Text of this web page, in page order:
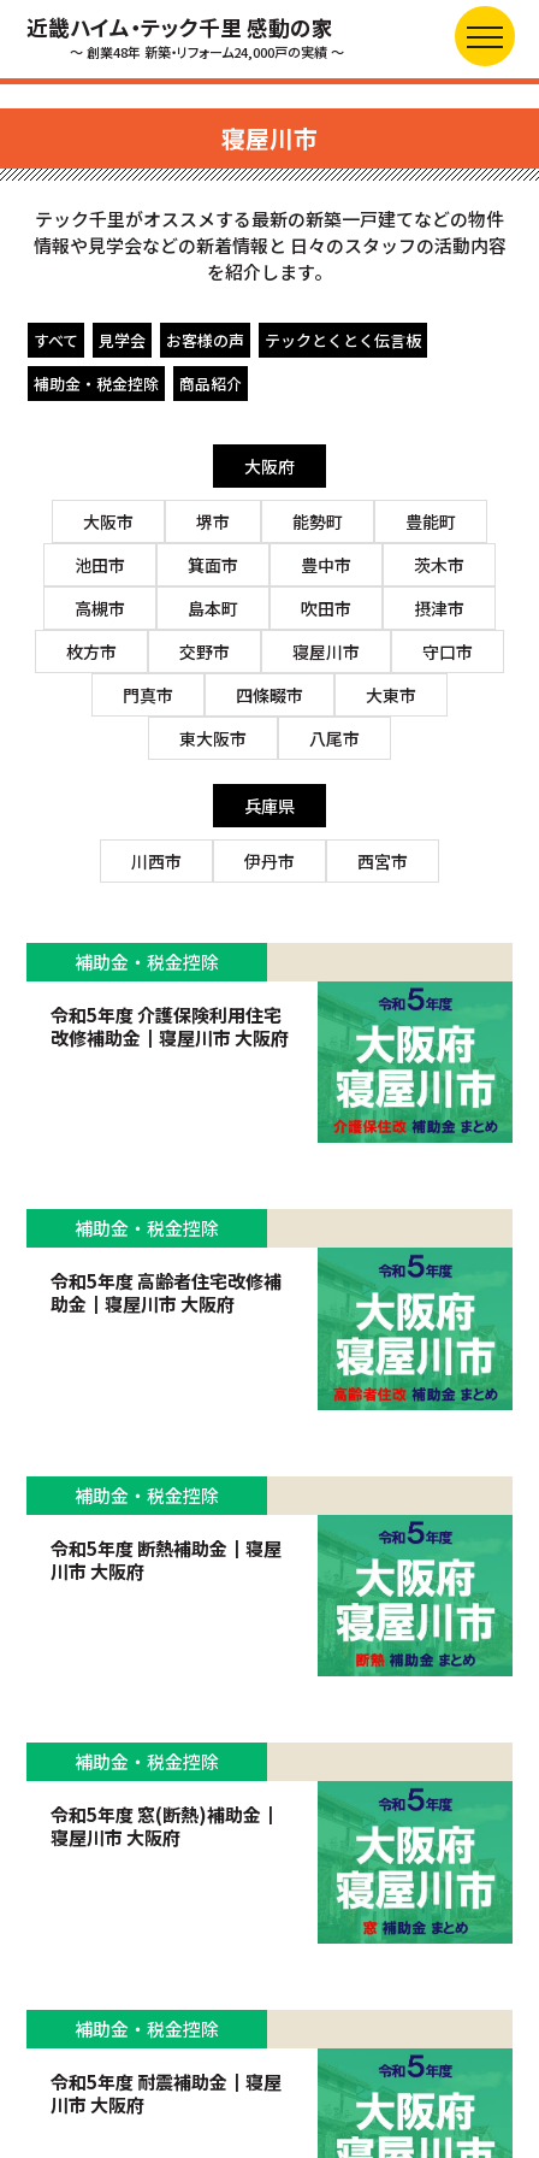
近畿ハイム・テック千里 感動の家
～ 創業48年 新築・リフォーム24,000戸の実績 ～
寝屋川市
テック千里がオススメする最新の新築一戸建てなどの物件
情報や見学会などの新着情報と 日々のスタッフの活動内容
を紹介します。
すべて 見学会 お客様の声
テックとくとく伝言板
補助金・税金控除
商品紹介
大阪府
大阪市 堺市 能勢町
豊能町
池田市
箕面市 豊中市
茨木市
高槻市
島本町 吹田市
摂津市
枚方市
交野市 寝屋川市
守口市
門真市
四條畷市
大東市
東大阪市
八尾市
兵庫県
川西市 伊丹市 西宮市
補助金・税金控除
令和5年度 介護保険利用住宅
改修補助金┃寝屋川市 大阪府
補助金・税金控除
令和5年度 高齢者住宅改修補
助金┃寝屋川市 大阪府
補助金・税金控除
令和5年度 断熱補助金┃寝屋
川市 大阪府
補助金・税金控除
令和5年度 窓(断熱)補助金┃
寝屋川市 大阪府
補助金・税金控除
令和5年度 耐震補助金┃寝屋
川市 大阪府